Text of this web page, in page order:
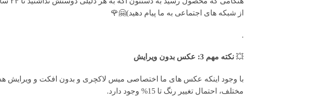
از شبکه های اجتماعی به ما پیام دهید)🤗🌹
.
💥 نکته مهم 3: عکس بدون ویرایش
با وجود اینکه عکس های ما اختصاصی میس لاکچری و بدون افکت و ویرایش
مختلف، احتمال تغییر رنگ تا 15% وجود دارد.